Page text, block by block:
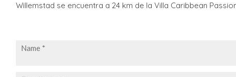
Willemstad se encuentra a 24 km de la Villa Caribbean